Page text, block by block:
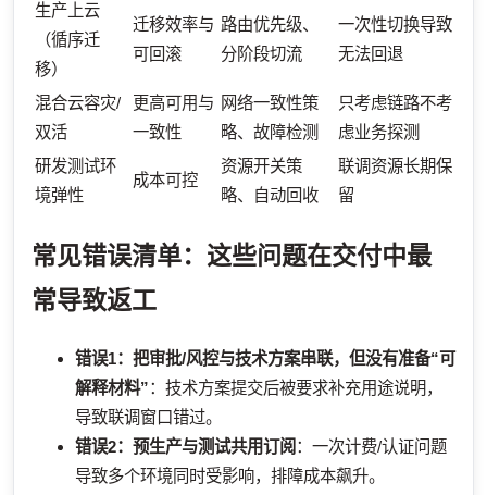
生产上云
（循序迁
移）
迁移效率与
可回滚
路由优先级、
分阶段切流
一次性切换导致
无法回退
混合云容灾/
双活
更高可用与
一致性
网络一致性策
略、故障检测
只考虑链路不考
虑业务探测
研发测试环
境弹性
成本可控
资源开关策
略、自动回收
联调资源长期保
留
常见错误清单：这些问题在交付中最
常导致返工
错误1：把审批/风控与技术方案串联，但没有准备“可
解释材料”：技术方案提交后被要求补充用途说明，
导致联调窗口错过。
错误2：预生产与测试共用订阅 ：一次计费/认证问题
导致多个环境同时受影响，排障成本飙升。